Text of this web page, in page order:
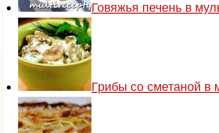
Говяжья печень в
Грибы со сметаной в